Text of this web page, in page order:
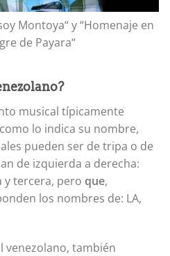
Montoya“ y “Homenaje en
de Payara“
musical típicamente
lo indica su nombre,
pueden ser de tripa o de
de izquierda a derecha:
y tercera, pero que,
los nombres de: LA,
venezolano, también